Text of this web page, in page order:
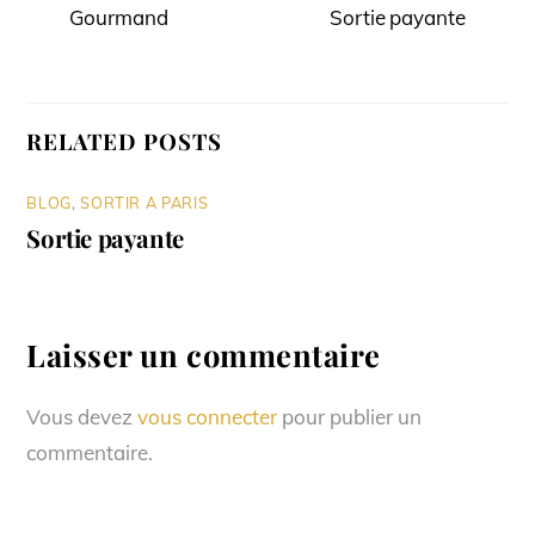
Gourmand
Sortie payante
RELATED POSTS
BLOG,SORTIR A PARIS
Sortie payante
Laisser un commentaire
Vous devezvous connecter pour publier un
commentaire.